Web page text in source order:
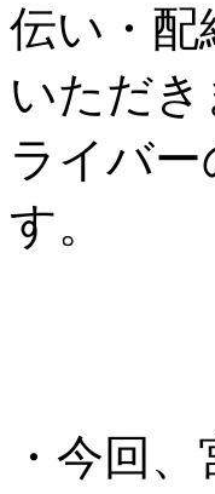
伝い・配
いただ
ライバ
す。
・今回